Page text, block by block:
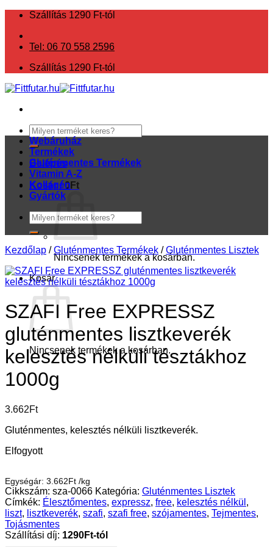
Skip
content
Szállítás 1290 Ft-tól
Tel: 06 70 558 2596
Szállítás 1290 Ft-tól
Keresés
a
következőre:
Belépés
Kosár /0Ft
Nincsenek termékek a kosárban.
Kosár
Nincsenek termékek a kosárban.
Webáruház
Termékek
Gluténmentes Termékek
Vitamin A-Z
Kollagén
Gyártók
Keresés
a
következőre:
Kezdőlap / Gluténmentes Termékek / Gluténmentes Lisztek
SZAFI Free EXPRESSZ
gluténmentes lisztkeverék
kelesztés nélküli tésztákhoz
1000g
3.662Ft
Gluténmentes, kelesztés nélküli lisztkeverék.
Elfogyott
Egységár: 3.662Ft /kg
Cikkszám: sza-0066 Kategória: Gluténmentes Lisztek
Címkék: Élesztőmentes, expressz, free, kelesztés nélkül ,
liszt, lisztkeverék, szafi, szafi free, szójamentes, Tejmentes,
Tojásmentes
Szállítási díj: 1290Ft-tól